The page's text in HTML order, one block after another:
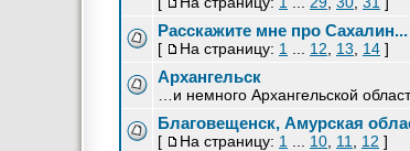
Расскажите мне про
[ На страницу: 1 12 13 14 ]
Архангельск
…и немного Архангельской
Благовещенск, Амурская
[ На страницу: 1 10 11 12 ]